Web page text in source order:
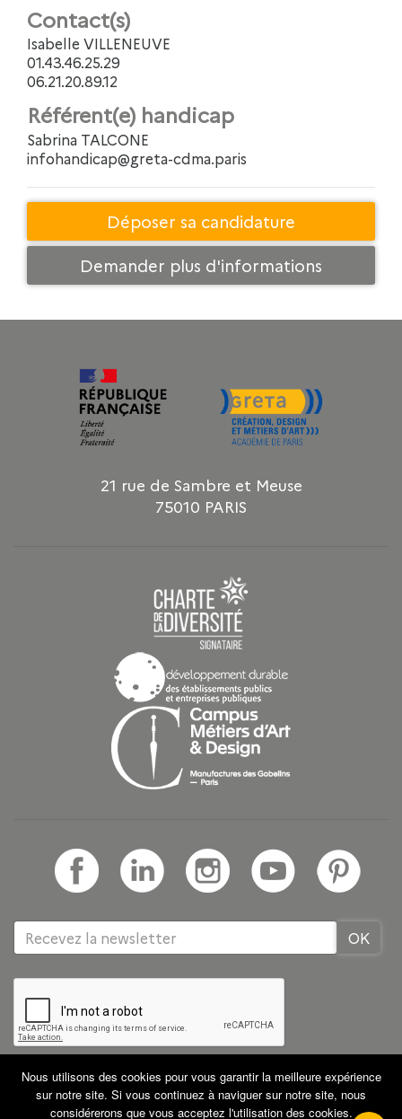
Contact(s)
Isabelle VILLENEUVE
01.43.46.25.29
06.21.20.89.12
Référent(e) handicap
Sabrina TALCONE
infohandicap@greta-cdma.paris
Déposer sa candidature
Demander plus d'informations
21 rue de Sambre et Meuse
75010 PARIS
Tous droits réservés GRETA CDMA Partenaires
Mentions légales CGV Plan du site
Nous utilisons des cookies pour vous garantir la meilleure expérience
sur notre site. Si vous continuez à naviguer sur notre site, nous
considérerons que vous acceptez l'utilisation des cookies.